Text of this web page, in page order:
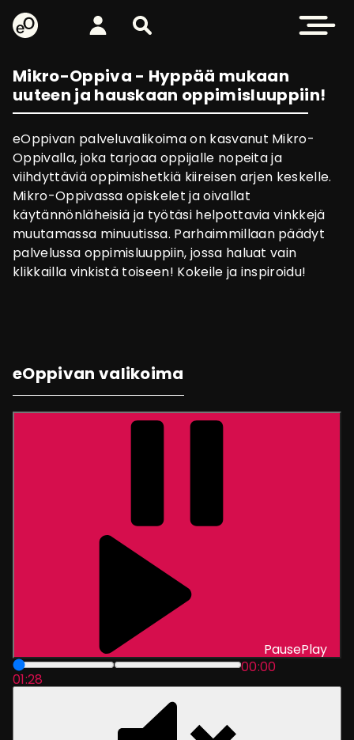
eOppiva - Etusivulle
Kirjaudu Etsi sivustolta Avaa
Mikro-Oppiva - Hyppää mukaan
uuteen ja hauskaan oppimisluuppiin!
eOppivan palveluvalikoima on kasvanut Mikro-
Oppivalla, joka tarjoaa oppijalle nopeita ja
viihdyttäviä oppimishetkiä kiireisen arjen keskelle.
Mikro-Oppivassa opiskelet ja oivallat
käytännönläheisiä ja työtäsi helpottavia vinkkejä
muutamassa minuutissa. Parhaimmillaan päädyt
palvelussa oppimisluuppiin, jossa haluat vain
klikkailla vinkistä toiseen! Kokeile ja inspiroidu!
eOppivan valikoima
PausePlay
00:00
01:28